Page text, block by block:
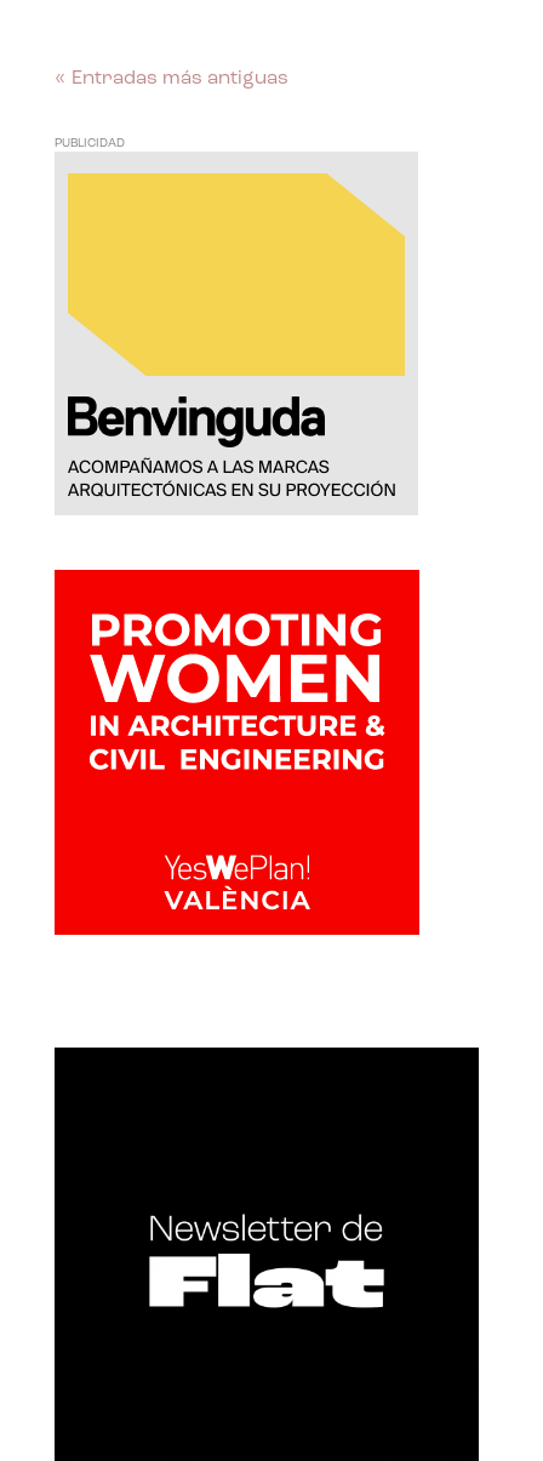
« Entradas más antiguas
PUBLICIDAD